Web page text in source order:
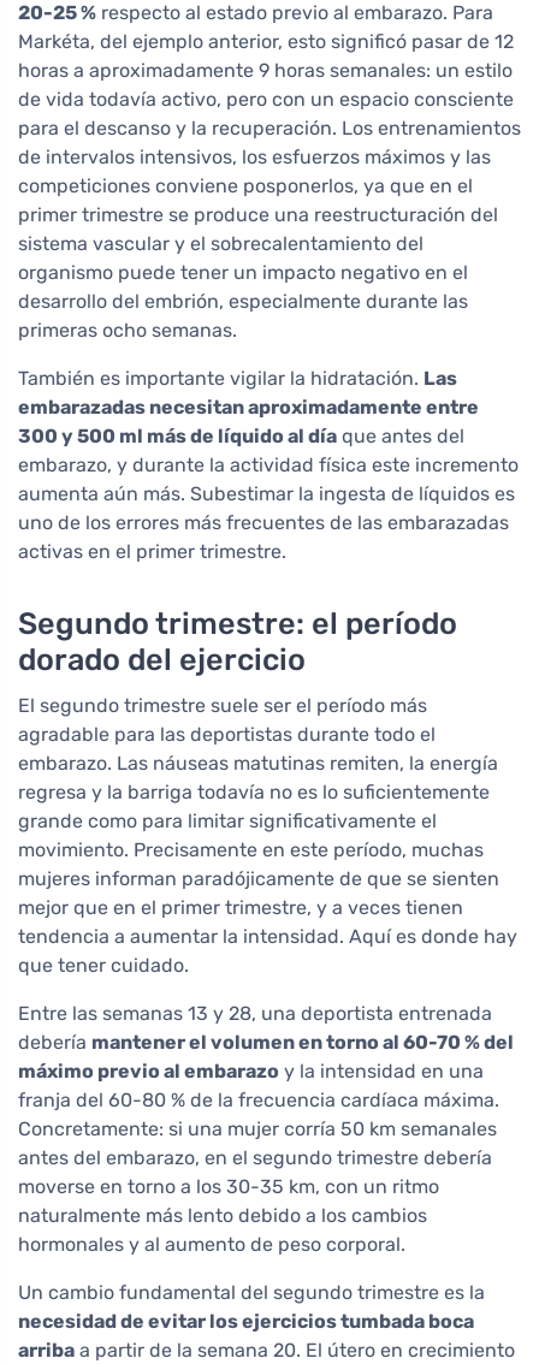
20-25 % respecto al estado previo al embarazo. Para
Markéta, del ejemplo anterior, esto significó pasar de 12
horas a aproximadamente 9 horas semanales: un estilo
de vida todavía activo, pero con un espacio consciente
para el descanso y la recuperación. Los entrenamientos
de intervalos intensivos, los esfuerzos máximos y las
competiciones conviene posponerlos, ya que en el
primer trimestre se produce una reestructuración del
sistema vascular y el sobrecalentamiento del
organismo puede tener un impacto negativo en el
desarrollo del embrión, especialmente durante las
primeras ocho semanas.
También es importante vigilar la hidratación. Las
embarazadas necesitan aproximadamente entre
300 y 500 ml más de líquido al día que antes del
embarazo, y durante la actividad física este incremento
aumenta aún más. Subestimar la ingesta de líquidos es
uno de los errores más frecuentes de las embarazadas
activas en el primer trimestre.
Segundo trimestre: el período
dorado del ejercicio
El segundo trimestre suele ser el período más
agradable para las deportistas durante todo el
embarazo. Las náuseas matutinas remiten, la energía
regresa y la barriga todavía no es lo suficientemente
grande como para limitar significativamente el
movimiento. Precisamente en este período, muchas
mujeres informan paradójicamente de que se sienten
mejor que en el primer trimestre, y a veces tienen
tendencia a aumentar la intensidad. Aquí es donde hay
que tener cuidado.
Entre las semanas 13 y 28, una deportista entrenada
debería mantener el volumen en torno al 60-70 % del
máximo previo al embarazo y la intensidad en una
franja del 60-80 % de la frecuencia cardíaca máxima.
Concretamente: si una mujer corría 50 km semanales
antes del embarazo, en el segundo trimestre debería
moverse en torno a los 30-35 km, con un ritmo
naturalmente más lento debido a los cambios
hormonales y al aumento de peso corporal.
Un cambio fundamental del segundo trimestre es la
necesidad de evitar los ejercicios tumbada boca
arriba a partir de la semana 20. El útero en crecimiento